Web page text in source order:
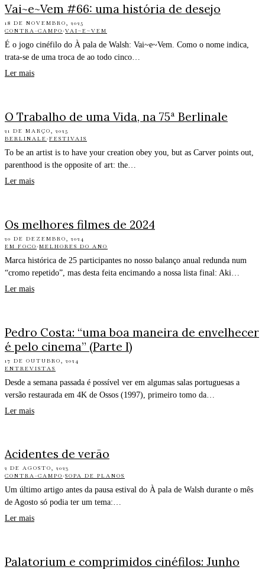
Vai~e~Vem #66: uma história de desejo
18 DE NOVEMBRO, 2025
CONTRA-CAMPO·VAI~E~VEM
É o jogo cinéfilo do À pala de Walsh: Vai~e~Vem. Como o nome indica,
trata-se de uma troca de ao todo cinco…
Ler mais
O Trabalho de uma Vida, na 75ª Berlinale
21 DE MARÇO, 2025
BERLINALE·FESTIVAIS
To be an artist is to have your creation obey you, but as Carver points out,
parenthood is the opposite of art: the…
Ler mais
Os melhores filmes de 2024
20 DE DEZEMBRO, 2024
EM FOCO·MELHORES DO ANO
Marca histórica de 25 participantes no nosso balanço anual redunda num
“cromo repetido”, mas desta feita encimando a nossa lista final: Aki…
Ler mais
Pedro Costa: “uma boa maneira de envelhecer
é pelo cinema” (Parte I)
17 DE OUTUBRO, 2024
ENTREVISTAS
Desde a semana passada é possível ver em algumas salas portuguesas a
versão restaurada em 4K de Ossos (1997), primeiro tomo da…
Ler mais
Acidentes de verão
2 DE AGOSTO, 2023
CONTRA-CAMPO·SOPA DE PLANOS
Um último artigo antes da pausa estival do À pala de Walsh durante o mês
de Agosto só podia ter um tema:…
Ler mais
Palatorium e comprimidos cinéfilos: Junho